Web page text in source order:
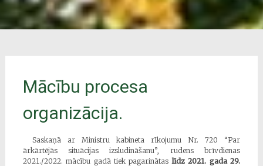
Mācību procesa
organizācija.
Saskaņā ar Ministru kabineta rīkojumu Nr. 720 “Par
ārkārtējās situācijas izsludināšanu”, rudens brīvdienas
2021./2022. mācību gadā tiek pagarinātaslīdz 2021. gada 29.